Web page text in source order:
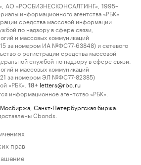
АО «РОСБИЗНЕСКОНСАЛТИНГ», 1995–
информационного агентства «РБК»
средства массовой информации
по надзору в сфере связи,
и массовых коммуникаций
за номером ИА №ФС77-63848) и сетевого
о регистрации средства массовой
службой по надзору в сфере связи,
и массовых коммуникаций
за номером ЭЛ №ФС77-82385)
«РБК».
18+ letters@rbc.ru
информационное агентство «РБК».
Мосбиржа Санкт-Петербургская биржа
Cbonds.
прав